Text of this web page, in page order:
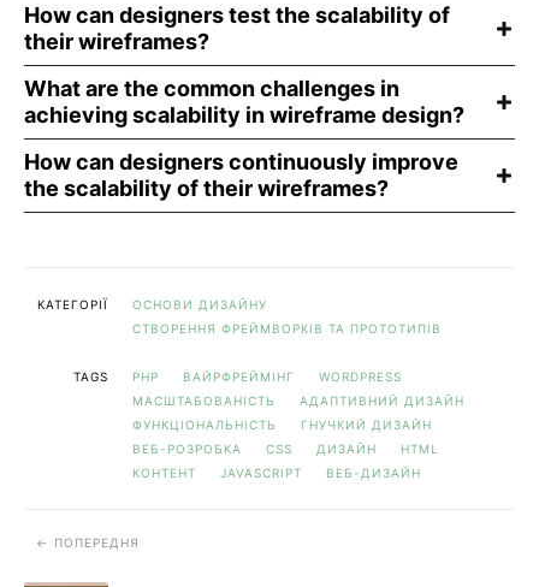
How can designers test the scalability of
their wireframes?
What are the common challenges in
achieving scalability in wireframe design?
How can designers continuously improve
the scalability of their wireframes?
КАТЕГОРІЇ
ОСНОВИ ДИЗАЙНУ
СТВОРЕННЯ ФРЕЙМВОРКІВ ТА ПРОТОТИПІВ
TAGS PHP ВАЙРФРЕЙМІНГ
WORDPRESS
МАСШТАБОВАНІСТЬ
АДАПТИВНИЙ ДИЗАЙН
ФУНКЦІОНАЛЬНІСТЬ
ГНУЧКИЙ ДИЗАЙН
ВЕБ-РОЗРОБКА
CSS ДИЗАЙН
HTML
КОНТЕНТ
JAVASCRIPT ВЕБ-ДИЗАЙН
ПОПЕРЕДНЯ